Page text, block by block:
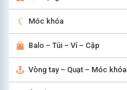
Móc khóa
Balo – Túi – Ví – Cặp
Vòng tay – Quạt – Móc khóa